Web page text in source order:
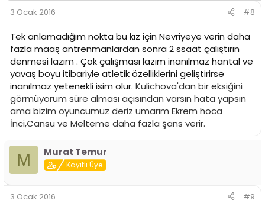
3 Ocak 2016 #8
Tek anlamadığım nokta bu kız için Nevriyeye verin daha
fazla maaş antrenmanlardan sonra 2 ssaat çalıştırın
denmesi lazım . Çok çalışması lazım inanılmaz hantal ve
yavaş boyu itibariyle atletik özelliklerini geliştirirse
inanılmaz yetenekli isim olur. Kulichova'dan bir eksiğini
görmüyorum süre alması açısından varsın hata yapsın
ama bizim oyuncumuz deriz umarım Ekrem hoca
İnci,Cansu ve Melteme daha fazla şans verir.
M Murat Temur
Kayıtlı Üye
3 Ocak 2016 #9